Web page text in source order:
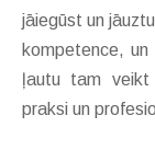
jāiegūst un
kompetence,
ļautu tam veikt
praksi un